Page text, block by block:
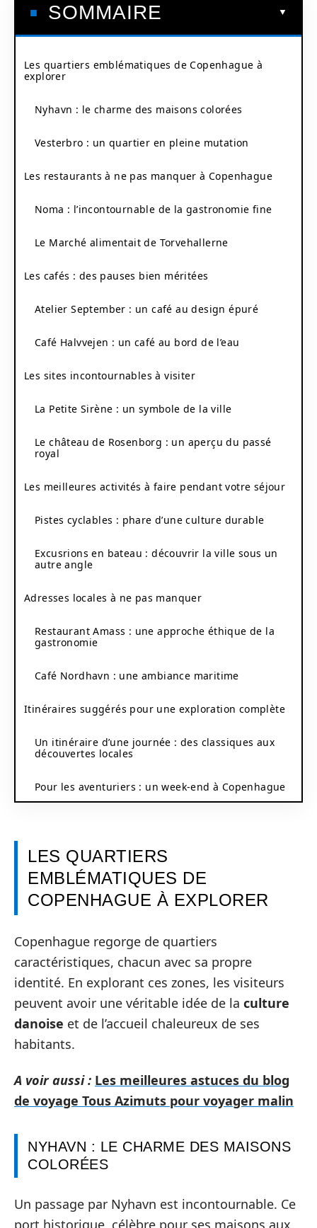
SOMMAIRE
Les quartiers emblématiques de Copenhague à
explorer
Nyhavn : le charme des maisons colorées
Vesterbro : un quartier en pleine mutation
Les restaurants à ne pas manquer à Copenhague
Noma : l’incontournable de la gastronomie fine
Le Marché alimentait de Torvehallerne
Les cafés : des pauses bien méritées
Atelier September : un café au design épuré
Café Halvvejen : un café au bord de l’eau
Les sites incontournables à visiter
La Petite Sirène : un symbole de la ville
Le château de Rosenborg : un aperçu du passé
royal
Les meilleures activités à faire pendant votre séjour
Pistes cyclables : phare d’une culture durable
Excusrions en bateau : découvrir la ville sous un
autre angle
Adresses locales à ne pas manquer
Restaurant Amass : une approche éthique de la
gastronomie
Café Nordhavn : une ambiance maritime
Itinéraires suggérés pour une exploration complète
Un itinéraire d’une journée : des classiques aux
découvertes locales
Pour les aventuriers : un week-end à Copenhague
LES QUARTIERS
EMBLÉMATIQUES DE
COPENHAGUE À EXPLORER
Copenhague regorge de quartiers
caractéristiques, chacun avec sa propre
identité. En explorant ces zones, les visiteurs
peuvent avoir une véritable idée de la culture
danoise et de l’accueil chaleureux de ses
habitants.
A voir aussi : Les meilleures astuces du blog
de voyage Tous Azimuts pour voyager malin
NYHAVN : LE CHARME DES MAISONS
COLORÉES
Un passage par Nyhavn est incontournable. Ce
port historique, célèbre pour ses maisons aux